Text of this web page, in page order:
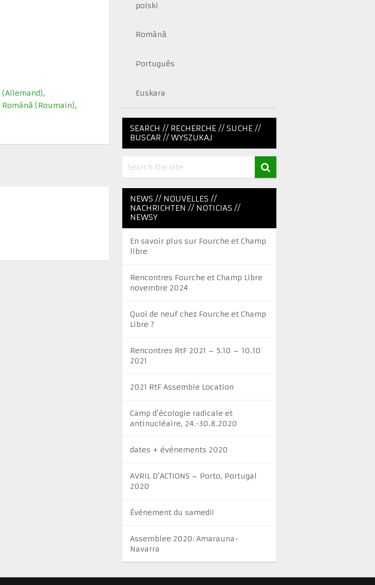
(Allemand)
Română (Roumain)
polski
Română
Português
Euskara
SEARCH // RECHERCHE // SUCHE //
BUSCAR // WYSZUKAJ
NEWS // NOUVELLES //
NACHRICHTEN // NOTICIAS //
NEWSY
En savoir plus sur Fourche et Champ
libre
Rencontres Fourche et Champ Libre
novembre 2024
Quoi de neuf chez Fourche et Champ
Libre ?
Rencontres RtF 2021 – 5.10 – 10.10
2021
2021 RtF Assemble Location
Camp d’écologie radicale et
antinucléaire, 24.-30.8.2020
dates + événements 2020
AVRIL D’ACTIONS – Porto, Portugal
2020
Événement du samedi!
Assemblee 2020: Amarauna-
Navarra